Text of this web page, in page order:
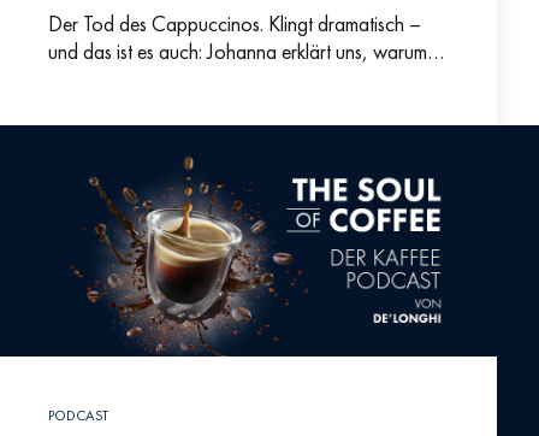
Der Tod des Cappuccinos. Klingt dramatisch –
und das ist es auch: Johanna erklärt uns, warum
PODCAST